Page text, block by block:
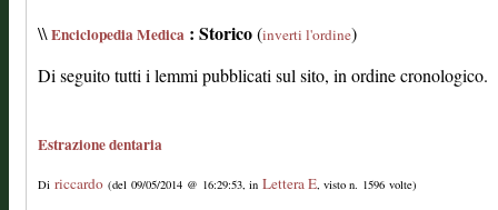
\\Enciclopedia Medica : Storico(inverti l'ordine)
Di seguito tutti i lemmi pubblicati sul sito, in ordine cronologico.
Estrazione dentaria
Di riccardo (del 09/05/2014 @ 16:29:53, in Lettera E, visto n. 1596 volte)